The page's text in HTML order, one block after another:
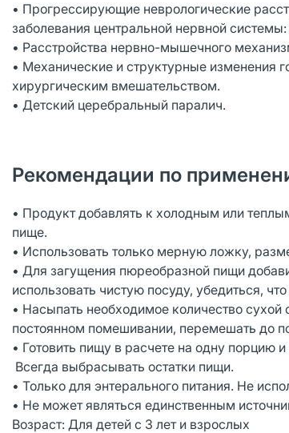
• Прогрессирующие неврологические
заболевания центральной нервной
• Расстройства нервно-мышечного
• Механические и структурные изменения
хирургическим вмешательством.
• Детский церебральный паралич.
Рекомендации по
• Продукт добавлять к холодным или
пище.
• Использовать только мерную ложку,
• Для загущения пюреобразной пищи
использовать чистую посуду, убедиться,
• Насыпать необходимое количество
постоянном помешивании, перемешать до
• Готовить пищу в расчете на одну порцию
Всегда выбрасывать остатки пищи.
• Только для энтерального питания. Не
• Не может являться единственным
Возраст: Для детей с 3 лет и взрослых